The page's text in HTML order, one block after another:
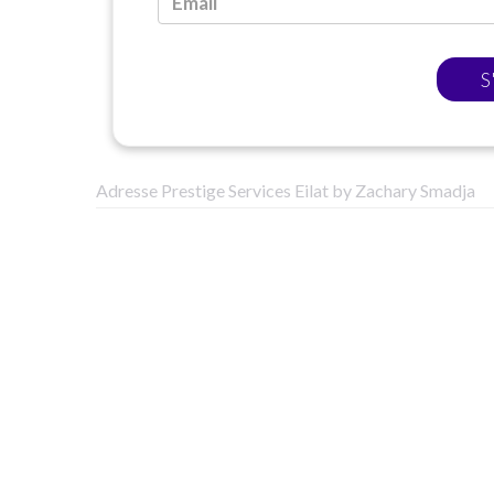
Adresse Prestige Services Eilat by Zachary Smadja